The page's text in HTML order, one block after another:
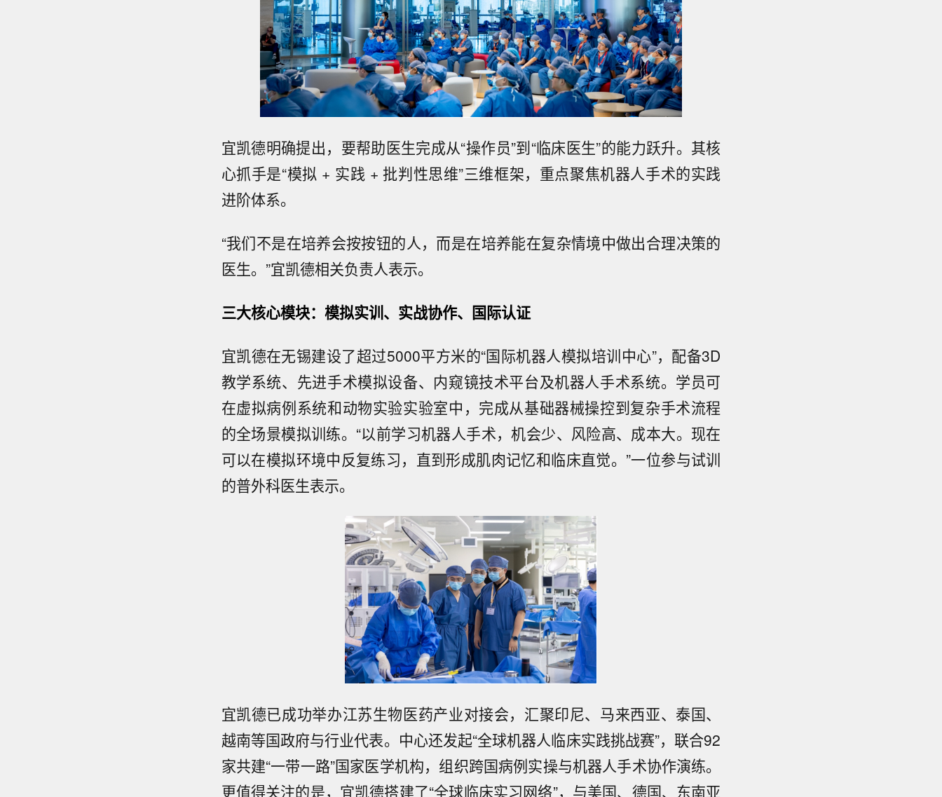
宜凯德明确提出，要帮助医生完成从“操作员”到“临床医生”的能力跃升。其核
心抓手是“模拟 + 实践 + 批判性思维”三维框架，重点聚焦机器人手术的实践
进阶体系。
“我们不是在培养会按按钮的人，而是在培养能在复杂情境中做出合理决策的
医生。”宜凯德相关负责人表示。
三大核心模块：模拟实训、实战协作、国际认证
宜凯德在无锡建设了超过5000平方米的“国际机器人模拟培训中心”，配备3D
教学系统、先进手术模拟设备、内窥镜技术平台及机器人手术系统。学员可
在虚拟病例系统和动物实验实验室中，完成从基础器械操控到复杂手术流程
的全场景模拟训练。“以前学习机器人手术，机会少、风险高、成本大。现在
可以在模拟环境中反复练习，直到形成肌肉记忆和临床直觉。”一位参与试训
的普外科医生表示。
宜凯德已成功举办江苏生物医药产业对接会，汇聚印尼、马来西亚、泰国、
越南等国政府与行业代表。中心还发起“全球机器人临床实践挑战赛”，联合92
家共建“一带一路”国家医学机构，组织跨国病例实操与机器人手术协作演练。
更值得关注的是，宜凯德搭建了“全球临床实习网络”，与美国、德国、东南亚